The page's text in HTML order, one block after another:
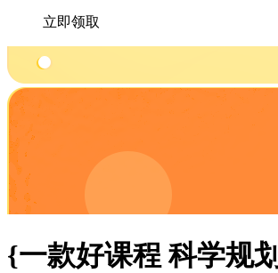
立即领取
{一款好课程 科学规划